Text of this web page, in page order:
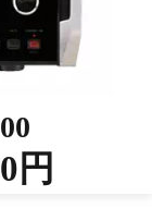
円